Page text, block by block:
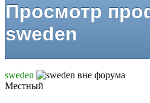
Просмотр
sweden
sweden
Местный